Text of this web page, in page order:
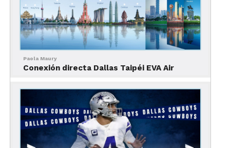
sonDelaney Vineyards, el más grande en el área
delMetroplexyD’Vine Wine.
aruta vinícolase le conoce con el
nombrede
trayecto y verlos lagos Lewisville, JoePool
Las mejores cosas en
Dallas, asistir a un
concierto
Paola Maury
Conexión directa Dallas Taipéi EVA Air